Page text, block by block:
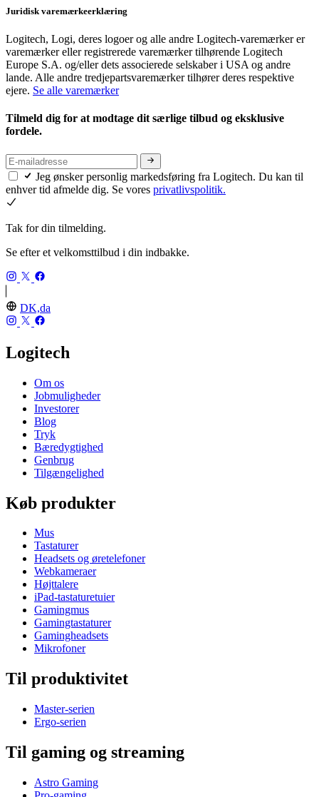
Juridisk varemærkeerklæring
Logitech, Logi, deres logoer og alle andre Logitech-varemærker er
varemærker eller registrerede varemærker tilhørende Logitech
Europe S.A. og/eller dets associerede selskaber i USA og andre
lande. Alle andre tredjepartsvaremærker tilhører deres respektive
ejere. Se alle varemærker
Tilmeld dig for at modtage dit særlige tilbud og eksklusive
fordele.
Jeg ønsker personlig markedsføring fra Logitech. Du kan til
enhver tid afmelde dig. Se vores privatlivspolitik.
Tak for din tilmelding.
Se efter et velkomsttilbud i din indbakke.
DK,da
Logitech
Om os
Jobmuligheder
Investorer
Blog
Tryk
Bæredygtighed
Genbrug
Tilgængelighed
Køb produkter
Mus
Tastaturer
Headsets og øretelefoner
Webkameraer
Højttalere
iPad-tastaturetuier
Gamingmus
Gamingtastaturer
Gamingheadsets
Mikrofoner
Til produktivitet
Master-serien
Ergo-serien
Til gaming og streaming
Astro Gaming